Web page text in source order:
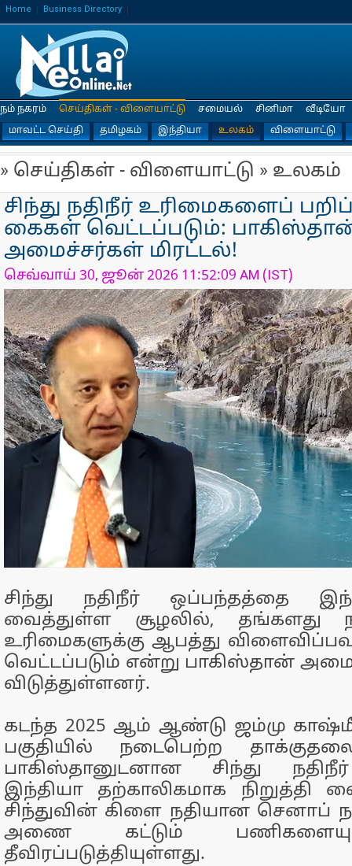
Home Business Directory
நம் நகரம்
செய்திகள் - விளையாட்டு
மாவட்ட செய்தி
தமிழகம் இந்தியா உலகம் விளையாட்டு
சமையல் சினிமா வீடியோ
» செய்திகள் - விளையாட்டு » உலகம்
சிந்து நதிநீர் உரிமைகளைப்
கைகள் வெட்டப்படும்:
அமைச்சர்கள் மிரட்டல்!
செவ்வாய் 30, ஜூன் 2026 11:52:09 AM (IST)
சிந்து நதிநீர் ஒப்பந்தத்தை
வைத்துள்ள சூழலில், தங்களது
உரிமைகளுக்கு ஆபத்து
வெட்டப்படும் என்று பாகிஸ்தான்
விடுத்துள்ளனர்.
கடந்த 2025 ஆம் ஆண்டு ஜம்மு
பகுதியில் நடைபெற்ற
பாகிஸ்தானுடனான சிந்து
இந்தியா தற்காலிகமாக நிறுத்தி
சிந்துவின் கிளை நதியான செனாப்
அணை கட்டும்
தீவிரப்படுத்தியுள்ளது.